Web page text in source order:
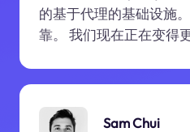
的基于代理的基础设施
靠。 我们现在正在变得更
Sam Chui